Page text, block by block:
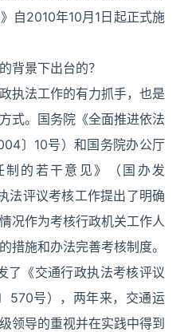
自2010年10月1日起正式施
背景下出台的？
执法工作的有力抓手，也是
式。国务院《全面推进依法
〕10号）和国务院办公厅
制的若干意见》（国办发
法评议考核工作提出了明确
况作为考核行政机关工作人
措施和办法完善考核制度。
了《交通行政执法考核评议
570号），两年来，交通运
领导的重视并在实践中得到